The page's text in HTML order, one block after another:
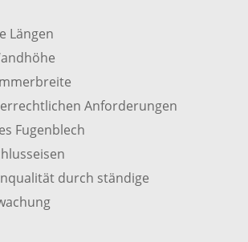
Längen
Anforderungen
Fugenblech
durch ständige